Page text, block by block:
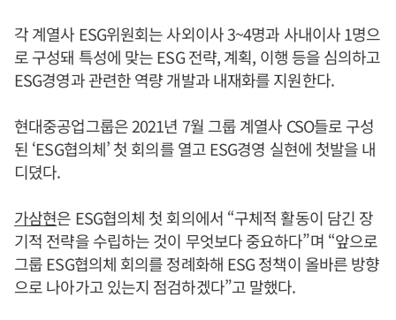
각 계열사 ESG위원회는 사외이사 3~4명과 사내이사 1명으
로 구성돼 특성에 맞는 ESG 전략, 계획, 이행 등을 심의하고
ESG경영과 관련한 역량 개발과 내재화를 지원한다.
현대중공업그룹은 2021년 7월 그룹 계열사 CSO들로 구성
된 ‘ESG협의체’ 첫 회의를 열고 ESG경영 실현에 첫발을 내
디뎠다.
가삼현은 ESG협의체 첫 회의에서 “구체적 활동이 담긴 장
기적 전략을 수립하는 것이 무엇보다 중요하다”며 “앞으로
그룹 ESG협의체 회의를 정례화해 ESG 정책이 올바른 방향
으로 나아가고 있는지 점검하겠다”고 말했다.